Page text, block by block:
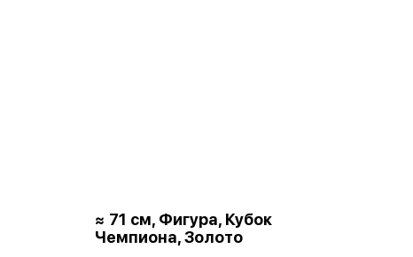
≈ 71 см, Фигура, Кубок
Чемпиона, Золото